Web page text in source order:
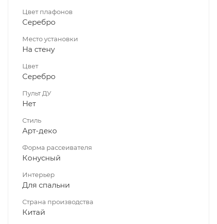
Цвет плафонов
Серебро
Место установки
На стену
Цвет
Серебро
Пульт ДУ
Нет
Стиль
Арт-деко
Форма рассеивателя
Конусный
Интерьер
Для спальни
Страна производства
Китай